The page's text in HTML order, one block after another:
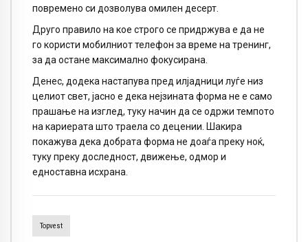
повремено си дозволува омилен десерт.
Друго правило на кое строго се придржува е да не
го користи мобилниот телефон за време на тренинг,
за да остане максимално фокусирана.
Денес, додека настапува пред илјадници луѓе низ
целиот свет, јасно е дека нејзината форма не е само
прашање на изглед, туку начин да се одржи темпото
на кариерата што траела со децении. Шакира
покажува дека добрата форма не доаѓа преку ноќ,
туку преку доследност, движење, одмор и
едноставна исхрана.
Topvest